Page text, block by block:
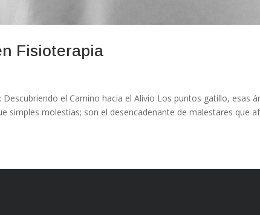
Fisioterapia
el Camino hacia el Alivio Los puntos gatillo, esas
simples molestias; son el desencadenante de malestares que